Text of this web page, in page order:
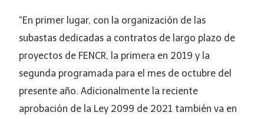
“En primer lugar, con la organización de las
subastas dedicadas a contratos de largo plazo de
proyectos de FENCR, la primera en 2019 y la
segunda programada para el mes de octubre del
presente año. Adicionalmente la reciente
aprobación de la Ley 2099 de 2021 también va en